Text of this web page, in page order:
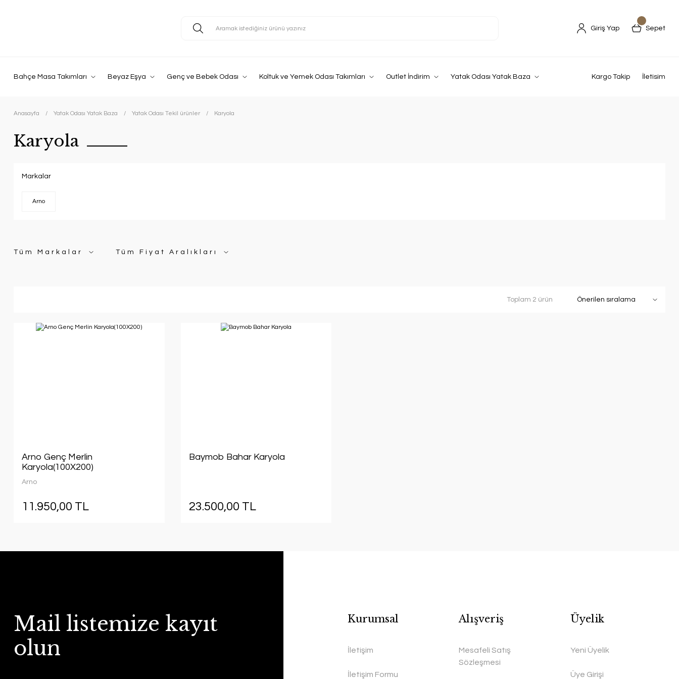
Giriş Yap Sepet
Bahçe Masa Takımları Beyaz Eşya Genç ve Bebek Odası Koltuk ve Yemek Odası Takımları Outlet İndirim Yatak Odası Yatak Baza Kargo Takip İletisim
Anasayfa Yatak Odası Yatak Baza Yatak Odası Tekil ürünler Karyola
Karyola
Markalar
Arno
Tüm Markalar Tüm Fiyat Aralıkları
Toplam 2 ürün
Arno Genç Merlin
Karyola(100X200)
Arno
11.950,00 TL
Baymob Bahar Karyola
23.500,00 TL
Mail listemize kayıt
olun
Kurumsal
İletişim
İletişim Formu
Alışveriş
Mesafeli Satış
Sözleşmesi
Üyelik
Yeni Üyelik
Üye Girişi